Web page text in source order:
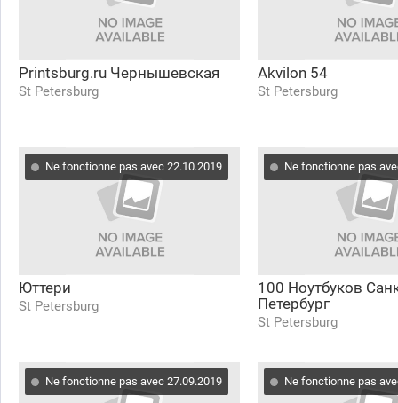
Printsburg.ru Чернышевская
St Petersburg
Akvilon 54
St Petersburg
Ne fonctionne pas avec 22.10.2019
Юттери
St Petersburg
Ne fonctionne pas
100 Ноутбуков
Петербург
St Petersburg
Ne fonctionne pas avec 27.09.2019 Ne fonctionne pas